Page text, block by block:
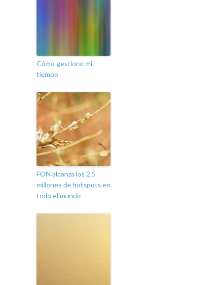
Cómo gestiono mi
tiempo
FON alcanza los 2.5
millones de hotspots en
todo el mundo